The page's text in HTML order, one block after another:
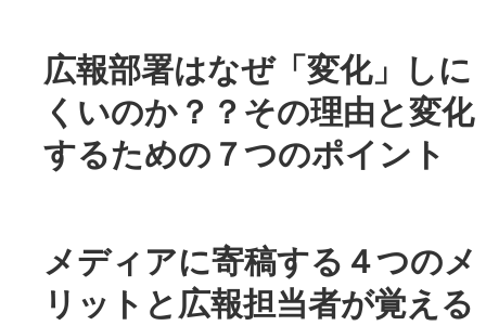
広報部署はなぜ「変化」しに
くいのか？？その理由と変化
するための７つのポイント
メディアに寄稿する４つのメ
リットと広報担当者が覚える